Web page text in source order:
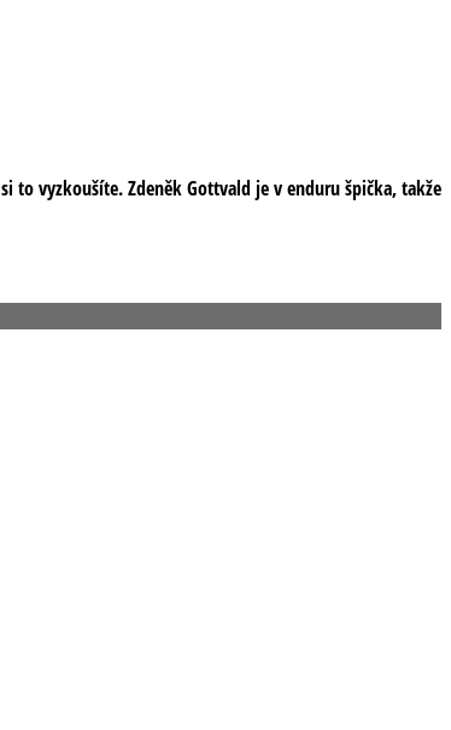
to vyzkoušíte. Zdeněk Gottvald je v enduru špička, takže